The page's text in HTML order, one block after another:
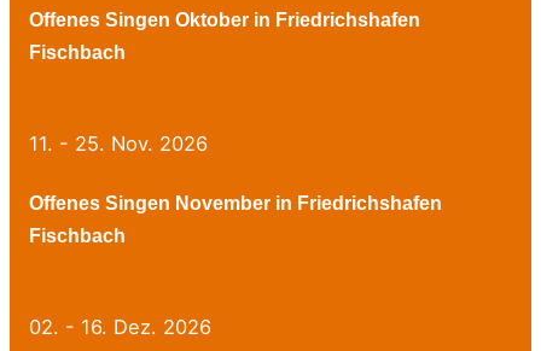
Offenes Singen Oktober in Friedrichshafen
Fischbach
11. - 25. Nov. 2026
Offenes Singen November in Friedrichshafen
Fischbach
02. - 16. Dez. 2026